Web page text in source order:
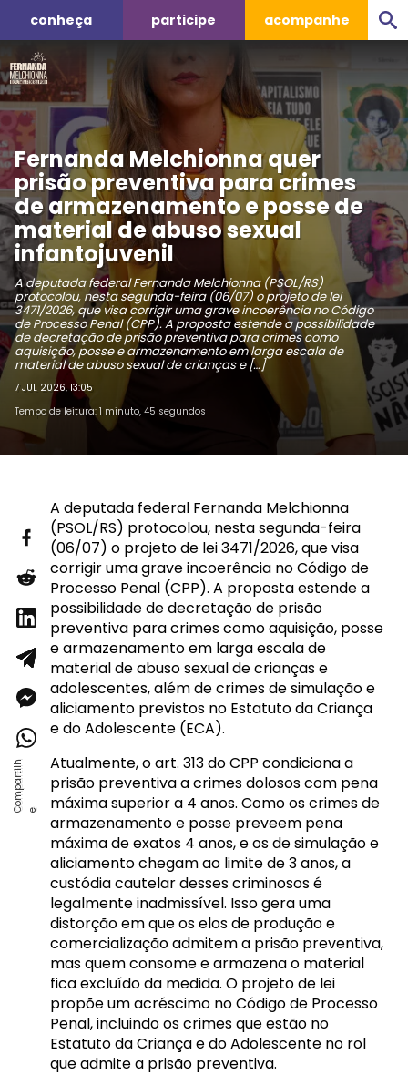
conheça participe acompanhe
Fernanda Melchionna quer
prisão preventiva para crimes
de armazenamento e posse de
material de abuso sexual
infantojuvenil
A deputada federal Fernanda Melchionna (PSOL/RS)
protocolou, nesta segunda-feira (06/07) o projeto de lei
3471/2026, que visa corrigir uma grave incoerência no Código
de Processo Penal (CPP). A proposta estende a possibilidade
de decretação de prisão preventiva para crimes como
aquisição, posse e armazenamento em larga escala de
material de abuso sexual de crianças e […]
7 JUL 2026, 13:05
Tempo de leitura: 1 minuto, 45 segundos
A deputada federal Fernanda Melchionna
(PSOL/RS) protocolou, nesta segunda-feira
(06/07) o projeto de lei 3471/2026, que visa
corrigir uma grave incoerência no Código de
Processo Penal (CPP). A proposta estende a
possibilidade de decretação de prisão
preventiva para crimes como aquisição, posse
e armazenamento em larga escala de
material de abuso sexual de crianças e
adolescentes, além de crimes de simulação e
aliciamento previstos no Estatuto da Criança
e do Adolescente (ECA).
Atualmente, o art. 313 do CPP condiciona a
prisão preventiva a crimes dolosos com pena
máxima superior a 4 anos. Como os crimes de
armazenamento e posse preveem pena
máxima de exatos 4 anos, e os de simulação e
aliciamento chegam ao limite de 3 anos, a
custódia cautelar desses criminosos é
legalmente inadmissível. Isso gera uma
distorção em que os elos de produção e
comercialização admitem a prisão preventiva,
mas quem consome e armazena o material
fica excluído da medida. O projeto de lei
propõe um acréscimo no Código de Processo
Penal, incluindo os crimes que estão no
Estatuto da Criança e do Adolescente no rol
que admite a prisão preventiva.